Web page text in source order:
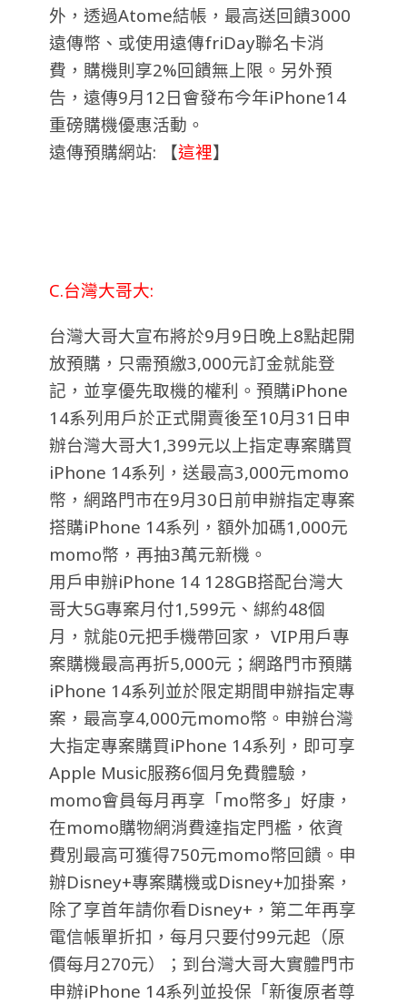
外，透過Atome結帳，最高送回饋3000
遠傳幣、或使用遠傳friDay聯名卡消
費，購機則享2%回饋無上限。另外預
告，遠傳9月12日會發布今年iPhone14
重磅購機優惠活動。
遠傳預購網站: 【這裡】
C.台灣大哥大:
台灣大哥大宣布將於9月9日晚上8點起開
放預購，只需預繳3,000元訂金就能登
記，並享優先取機的權利。預購iPhone
14系列用戶於正式開賣後至10月31日申
辦台灣大哥大1,399元以上指定專案購買
iPhone 14系列，送最高3,000元momo
幣，網路門市在9月30日前申辦指定專案
搭購iPhone 14系列，額外加碼1,000元
momo幣，再抽3萬元新機。
用戶申辦iPhone 14 128GB搭配台灣大
哥大5G專案月付1,599元、綁約48個
月，就能0元把手機帶回家， VIP用戶專
案購機最高再折5,000元；網路門市預購
iPhone 14系列並於限定期間申辦指定專
案，最高享4,000元momo幣。申辦台灣
大指定專案購買iPhone 14系列，即可享
Apple Music服務6個月免費體驗，
momo會員每月再享「mo幣多」好康，
在momo購物網消費達指定門檻，依資
費別最高可獲得750元momo幣回饋。申
辦Disney+專案購機或Disney+加掛案，
除了享首年請你看Disney+，第二年再享
電信帳單折扣，每月只要付99元起（原
價每月270元）；到台灣大哥大實體門市
申辦iPhone 14系列並投保「新復原者尊